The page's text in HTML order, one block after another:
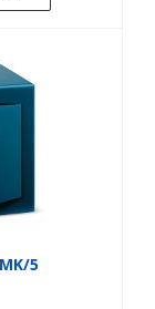
5